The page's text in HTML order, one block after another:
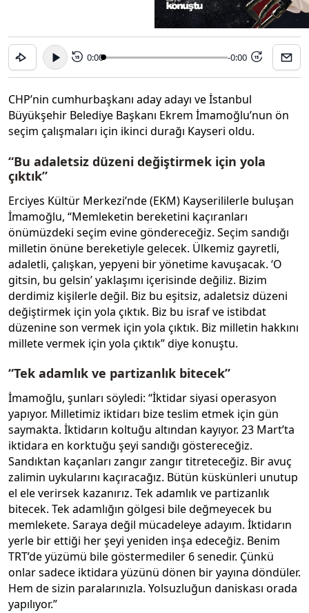
15 0:00 -0:00 15
CHP’nin cumhurbaşkanı aday adayı ve İstanbul
Büyükşehir Belediye Başkanı Ekrem İmamoğlu’nun ön
seçim çalışmaları için ikinci durağı Kayseri oldu.
“Bu adaletsiz düzeni değiştirmek için yola
çıktık”
Erciyes Kültür Merkezi’nde (EKM) Kayserililerle buluşan
İmamoğlu, “Memleketin bereketini kaçıranları
önümüzdeki seçim evine göndereceğiz. Seçim sandığı
milletin önüne bereketiyle gelecek. Ülkemiz gayretli,
adaletli, çalışkan, yepyeni bir yönetime kavuşacak. ‘O
gitsin, bu gelsin’ yaklaşımı içerisinde değiliz. Bizim
derdimiz kişilerle değil. Biz bu eşitsiz, adaletsiz düzeni
değiştirmek için yola çıktık. Biz bu israf ve istibdat
düzenine son vermek için yola çıktık. Biz milletin hakkını
millete vermek için yola çıktık” diye konuştu.
“Tek adamlık ve partizanlık bitecek”
İmamoğlu, şunları söyledi: “İktidar siyasi operasyon
yapıyor. Milletimiz iktidarı bize teslim etmek için gün
saymakta. İktidarın koltuğu altından kayıyor. 23 Mart’ta
iktidara en korktuğu şeyi sandığı göstereceğiz.
Sandıktan kaçanları zangır zangır titreteceğiz. Bir avuç
zalimin uykularını kaçıracağız. Bütün küskünleri unutup
el ele verirsek kazanırız. Tek adamlık ve partizanlık
bitecek. Tek adamlığın gölgesi bile değmeyecek bu
memlekete. Saraya değil mücadeleye adayım. İktidarın
yerle bir ettiği her şeyi yeniden inşa edeceğiz. Benim
TRT’de yüzümü bile göstermediler 6 senedir. Çünkü
onlar sadece iktidara yüzünü dönen bir yayına döndüler.
Hem de sizin paralarınızla. Yolsuzluğun daniskası orada
yapılıyor.”